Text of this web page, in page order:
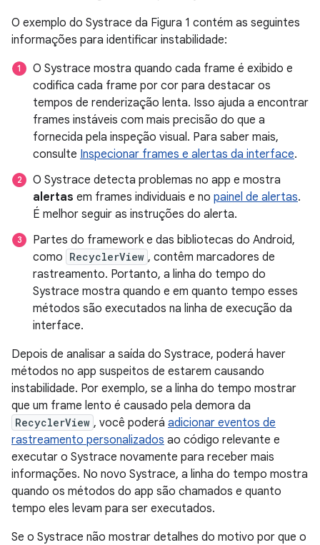
O exemplo do Systrace da Figura 1 contém as seguintes
informações para identificar instabilidade:
O Systrace mostra quando cada frame é exibido e
codifica cada frame por cor para destacar os
tempos de renderização lenta. Isso ajuda a encontrar
frames instáveis com mais precisão do que a
fornecida pela inspeção visual. Para saber mais,
consulte Inspecionar frames e alertas da interface.
O Systrace detecta problemas no app e mostra
alertas em frames individuais e no painel de alertas.
É melhor seguir as instruções do alerta.
Partes do framework e das bibliotecas do Android,
como RecyclerView , contêm marcadores de
rastreamento. Portanto, a linha do tempo do
Systrace mostra quando e em quanto tempo esses
métodos são executados na linha de execução da
interface.
Depois de analisar a saída do Systrace, poderá haver
métodos no app suspeitos de estarem causando
instabilidade. Por exemplo, se a linha do tempo mostrar
que um frame lento é causado pela demora da
RecyclerView , você poderá adicionar eventos de
rastreamento personalizados ao código relevante e
executar o Systrace novamente para receber mais
informações. No novo Systrace, a linha do tempo mostra
quando os métodos do app são chamados e quanto
tempo eles levam para ser executados.
Se o Systrace não mostrar detalhes do motivo por que o